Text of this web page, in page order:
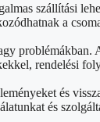
szállítási
a
rendelési
és
és